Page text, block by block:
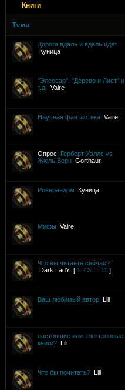
Книги
Тема
Дорога вдаль и вдаль идёт
Куница
"Элессар", "Дерево и Лист" и
т.д.
Vaire
Научная фантастика Vaire
Опрос: Герберт Уэллс vs
Жюль Верн Gorthaur
Роверандом
Куница
Мифы Vaire
Что вы читаете сейчас?
Dark LadY [ 1 2 3 11 ]
Ваш любимый автор
Lili
настоящие или электронные
книги?
Lili
Что бы почитать?
Lili